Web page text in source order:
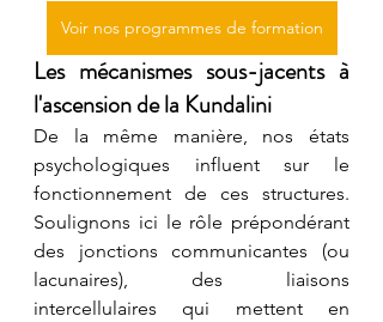
Voir nos programmes de formation
Les mécanismes sous-jacents à
l'ascension de la Kundalini
De la même manière, nos états
psychologiques influent sur le
fonctionnement de ces structures.
Soulignons ici le rôle prépondérant
des jonctions communicantes (ou
lacunaires), des liaisons
intercellulaires qui mettent en